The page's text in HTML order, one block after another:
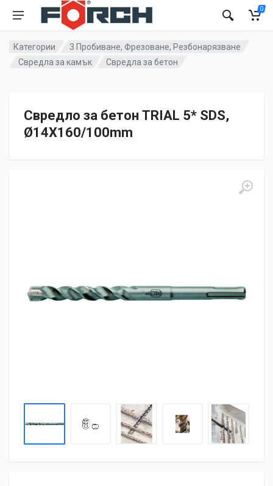
0
Категории
3 Пробиване, Фрезоване, Резбонарязване
Свредла за камък
Свредла за бетон
Свредло за бетон TRIAL 5* SDS,
Ø14X160/100mm